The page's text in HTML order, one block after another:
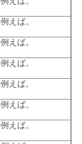
えば。
えば。
えば。
えば。
えば。
えば。